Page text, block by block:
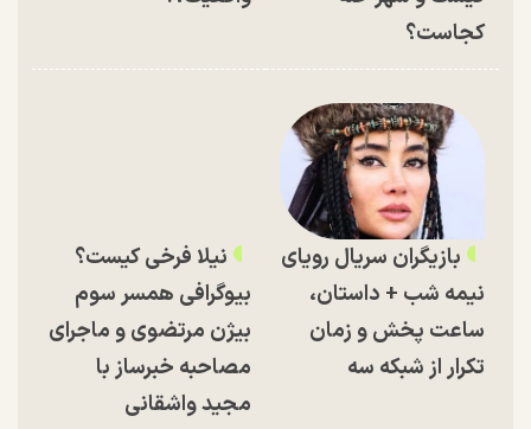
کجاست؟
بازیگران سریال رویای
نیمه شب + داستان،
ساعت پخش و زمان
تکرار از شبکه سه
نیلا فرخی کیست؟
بیوگرافی همسر سوم
بیژن مرتضوی و ماجرای
مصاحبه خبرساز با
مجید واشقانی